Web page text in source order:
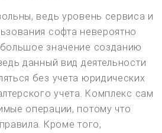
ведь уровень сервиса и
софта невероятно
значение созданию
данный вид деятельности
без учета юридических
учета. Комплекс сам
операции, потому что
Кроме того,